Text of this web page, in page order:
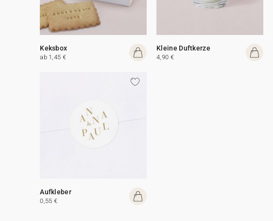
Keksbox
ab 1,45 €
Kleine Duftkerze
4,90 €
Aufkleber
0,55 €